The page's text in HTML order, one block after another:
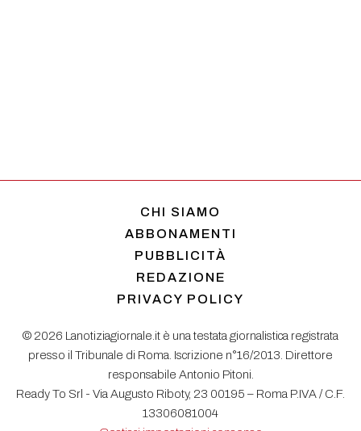
CHI SIAMO
ABBONAMENTI
PUBBLICITÀ
REDAZIONE
PRIVACY POLICY
© 2026 Lanotiziagiornale.it è una testata giornalistica registrata
presso il Tribunale di Roma. Iscrizione n°16/2013. Direttore
responsabile Antonio Pitoni.
Ready To Srl - Via Augusto Riboty, 23 00195 – Roma P.IVA / C.F.
13306081004